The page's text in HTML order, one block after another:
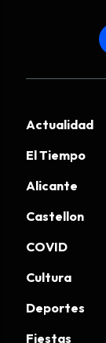
Actualidad
El Tiempo
Alicante
Castellon
COVID
Cultura
Deportes
Fiestas